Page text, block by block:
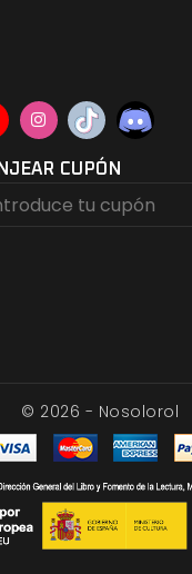
CUPÓN
© 2026 - Nosolorol